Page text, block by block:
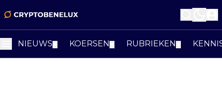
NIEUWS KOERSEN RUBRIEKEN